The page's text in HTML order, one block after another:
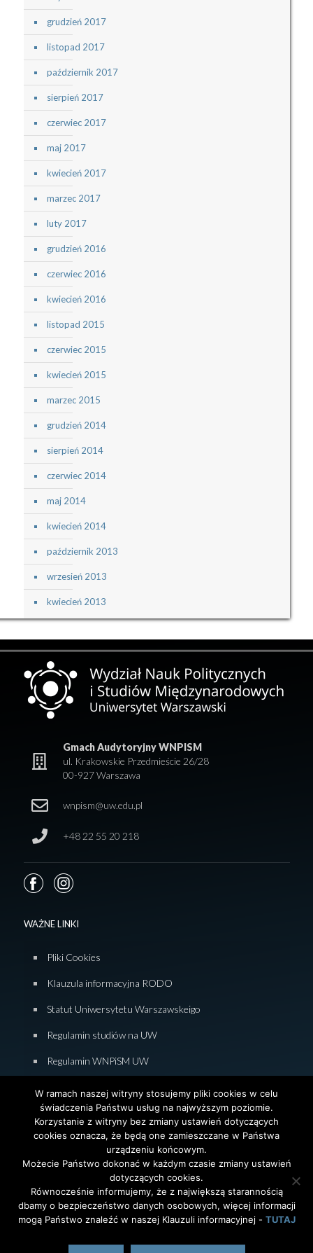
grudzień 2017
listopad 2017
październik 2017
sierpień 2017
czerwiec 2017
maj 2017
kwiecień 2017
marzec 2017
luty 2017
grudzień 2016
czerwiec 2016
kwiecień 2016
listopad 2015
czerwiec 2015
kwiecień 2015
marzec 2015
grudzień 2014
sierpień 2014
czerwiec 2014
maj 2014
kwiecień 2014
październik 2013
wrzesień 2013
kwiecień 2013
Gmach Audytoryjny WNPISM
ul. Krakowskie Przedmieście 26/28
00-927 Warszawa
wnpism@uw.edu.pl
+48 22 55 20 218
WAŻNE LINKI
Pliki Cookies
Klauzula informacyjna RODO
Statut Uniwersytetu Warszawskeigo
Regulamin studiów na UW
Regulamin WNPiSM UW
Deklaracja dostępności WNPiSM
© 2026 Wydział Nauk Politycznych i Studiów
Międzynarodowych. Uniwersytet Warszawski. All Rights
Reserved. Projekt i realizacja stronyAgencjaInterAktywni
W ramach naszej witryny stosujemy pliki cookies w celu
świadczenia Państwu usług na najwyższym poziomie.
Korzystanie z witryny bez zmiany ustawień dotyczących
cookies oznacza, że będą one zamieszczane w Państwa
urządzeniu końcowym.
Możecie Państwo dokonać w każdym czasie zmiany ustawień
dotyczących cookies.
Równocześnie informujemy, że z największą starannością
dbamy o bezpieczeństwo danych osobowych, więcej informacji
mogą Państwo znaleźć w naszej Klauzuli informacyjnej - TUTAJ